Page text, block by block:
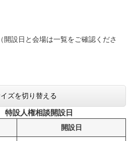
設日と会場は一覧をご確認くださ
ズを切り替える
設人権相談開設日
開設日